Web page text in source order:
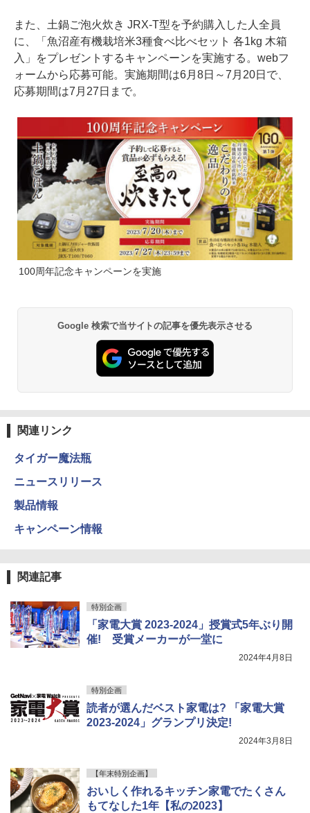
また、土鍋ご泡火炊き JRX-T型を予約購入した人全員
に、「魚沼産有機栽培米3種食べ比べセット 各1kg 木箱
入」をプレゼントするキャンペーンを実施する。webフ
ォームから応募可能。実施期間は6月8日～7月20日で、
応募期間は7月27日まで。
100周年記念キャンペーンを実施
Google 検索で当サイトの記事を優先表示させる
関連リンク
タイガー魔法瓶
ニュースリリース
製品情報
キャンペーン情報
関連記事
特別企画
「家電大賞 2023-2024」授賞式5年ぶり開
催! 受賞メーカーが一堂に
2024年4月8日
特別企画
読者が選んだベスト家電は? 「家電大賞
2023-2024」グランプリ決定!
2024年3月8日
【年末特別企画】
おいしく作れるキッチン家電でたくさん
もてなした1年【私の2023】